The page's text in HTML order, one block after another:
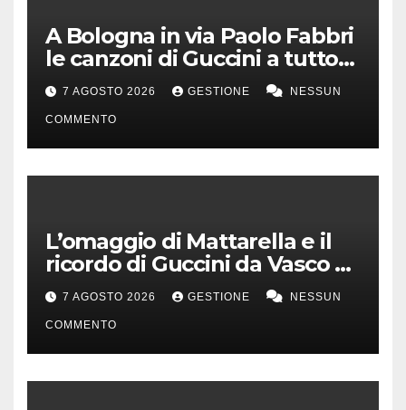
A Bologna in via Paolo Fabbri
le canzoni di Guccini a tutto
volume
7 AGOSTO 2026 GESTIONE NESSUN
COMMENTO
L’omaggio di Mattarella e il
ricordo di Guccini da Vasco a
Milo Manara
7 AGOSTO 2026 GESTIONE NESSUN
COMMENTO